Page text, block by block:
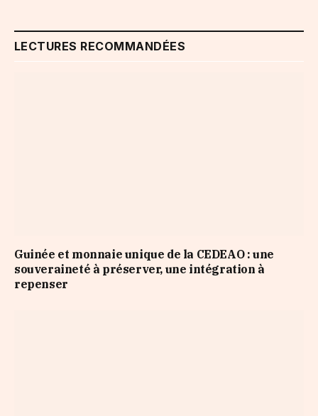
LECTURES RECOMMANDÉES
Guinée et monnaie unique de la CEDEAO : une
souveraineté à préserver, une intégration à
repenser